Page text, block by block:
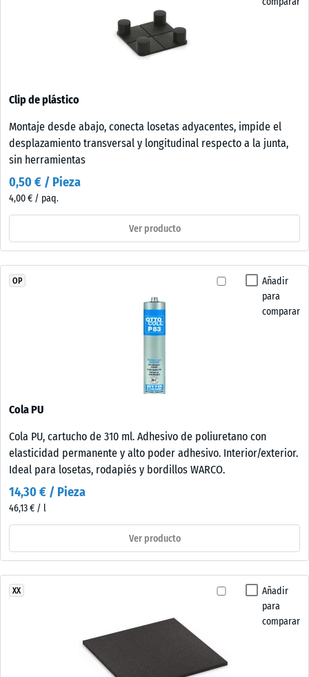
Clip de plástico
Montaje desde abajo, conecta losetas adyacentes, impide el
desplazamiento transversal y longitudinal respecto a la junta,
sin herramientas
0,50 € / Pieza
4,00 € / paq.
Ver producto
Añadir
para
comparar
OP
Cola PU
Cola PU, cartucho de 310 ml. Adhesivo de poliuretano con
elasticidad permanente y alto poder adhesivo. Interior/exterior.
Ideal para losetas, rodapiés y bordillos WARCO.
14,30 € / Pieza
46,13 € / l
Ver producto
Añadir
para
comparar
XX